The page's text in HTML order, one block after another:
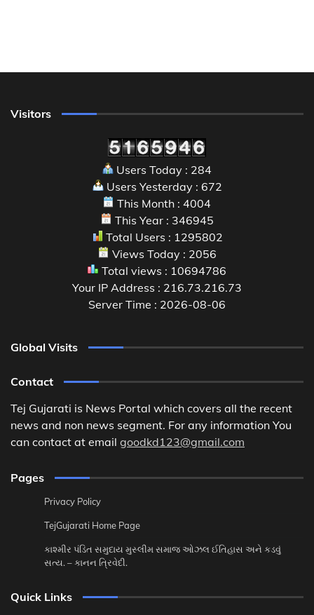
Visitors
Users Today : 284
Users Yesterday : 672
This Month : 4004
This Year : 346945
Total Users : 1295802
Views Today : 2056
Total views : 10694786
Your IP Address : 216.73.216.73
Server Time : 2026-08-06
Global Visits
Contact
Tej Gujarati is News Portal which covers all the recent
news and non news segment. For any information You
can contact at email goodkd123@gmail.com
Pages
Privacy Policy
TejGujarati Home Page
કાશ્મીર પંડિત સમુદાય મુસ્લીમ સમાજ ઓઝલ ઈતિહાસ અને કડવું
સત્ય. – કાનન ત્રિવેદી.
Quick Links